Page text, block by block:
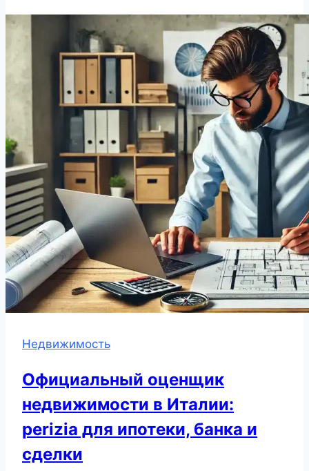
Недвижимость
Официальный оценщик
недвижимости в Италии:
perizia для ипотеки, банка и
сделки